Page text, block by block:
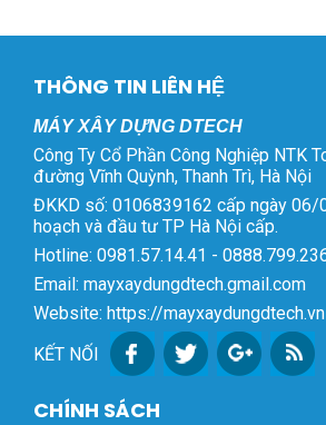
THÔNG TIN LIÊN HỆ
MÁY XÂY DỰNG DTECH
Công Ty Cổ Phần Công Nghiệp NTK
đường Vĩnh Quỳnh, Thanh Trì, Hà Nội
ĐKKD số: 0106839162 cấp ngày
hoạch và đầu tư TP Hà Nội cấp.
Hotline: 0981.57.14.41 -
Email: mayxaydungdtech.gmail.com
Website: https://mayxaydungdtech.vn
KẾT NỐI
CHÍNH SÁCH